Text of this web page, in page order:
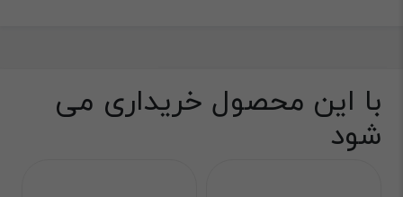
با این محصول خریداری می
شود